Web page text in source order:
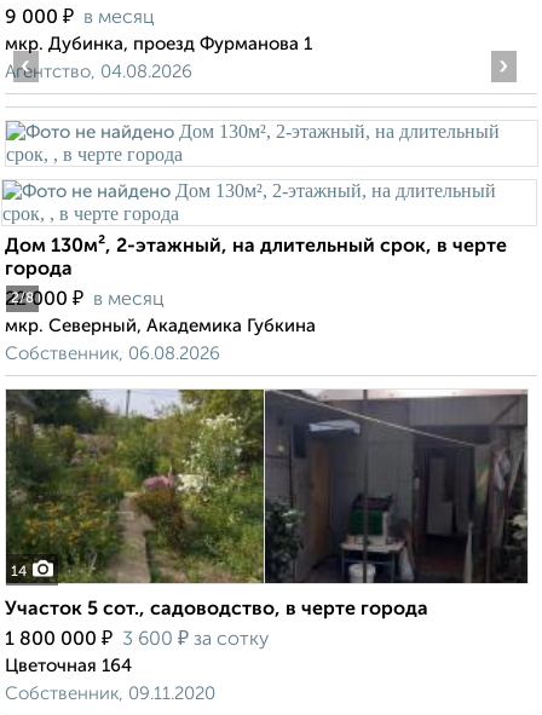
9 000 ₽ в месяц
мкр. Дубинка, проезд Фурманова 1
Агентство, 04.08.2026
2/8
‹ ›
Дом 130м², 2-этажный, на длительный срок, в черте
города
22 000 ₽ в месяц
мкр. Северный, Академика Губкина
Собственник, 06.08.2026
14
Участок 5 сот., садоводство, в черте города
1 800 000 ₽ 3 600 ₽ за сотку
Цветочная 164
Собственник, 09.11.2020